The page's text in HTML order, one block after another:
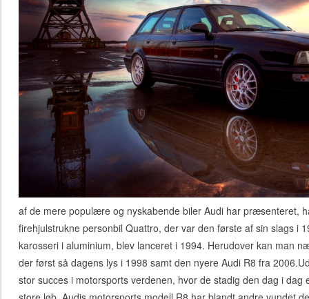
af de mere populære og nyskabende biler Audi har præsenteret,
firehjulstrukne personbil Quattro, der var den første af sin slags i
karosseri i aluminium, blev lanceret i 1994. Herudover kan man
der først så dagens lys i 1998 samt den nyere Audi R8 fra
stor succes i motorsports verdenen, hvor de stadig den dag i